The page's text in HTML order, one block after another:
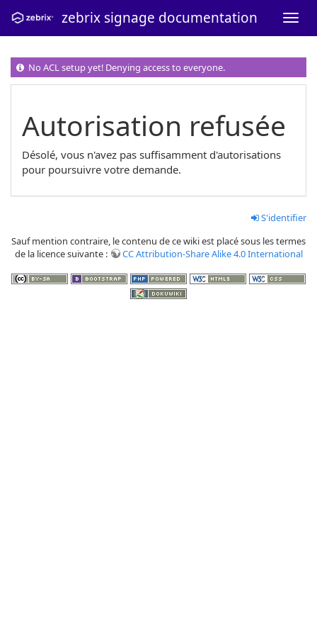
zebrix signage documentation
No ACL setup yet! Denying access to everyone.
Autorisation refusée
Désolé, vous n'avez pas suffisamment d'autorisations
pour poursuivre votre demande.
S'identifier
Sauf mention contraire, le contenu de ce wiki est placé sous les termes
de la licence suivante :
CC Attribution-Share Alike 4.0 International